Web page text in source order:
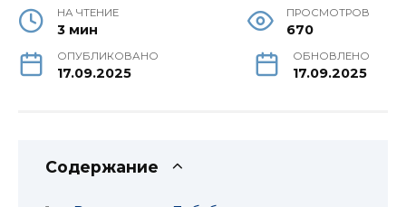
НА ЧТЕНИЕ
3 мин
ПРОСМОТРОВ
670
ОПУБЛИКОВАНО
17.09.2025
ОБНОВЛЕНО
17.09.2025
Содержание